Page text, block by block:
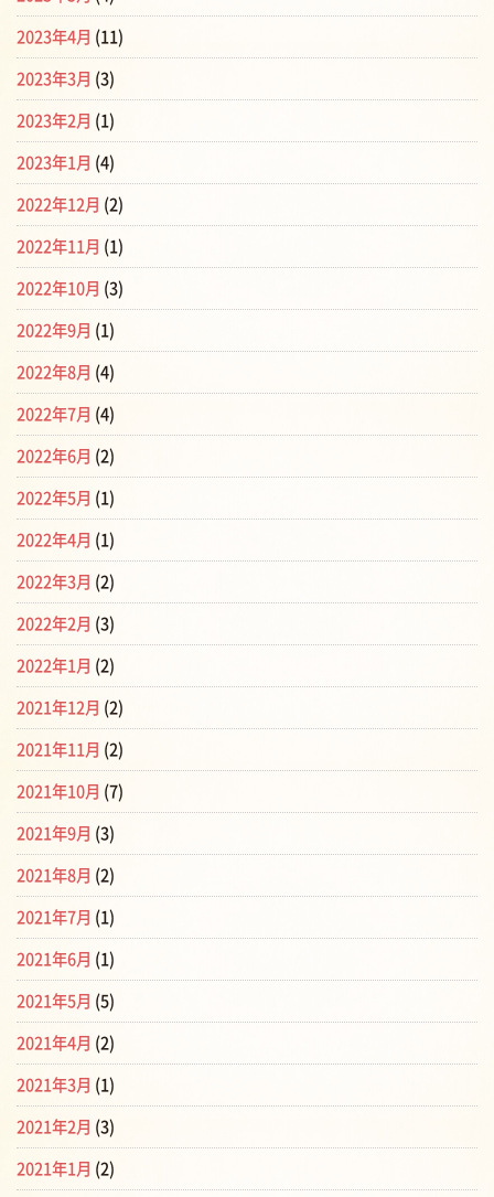
2023年4月 (11)
2023年3月 (3)
2023年2月 (1)
2023年1月 (4)
2022年12月 (2)
2022年11月 (1)
2022年10月 (3)
2022年9月 (1)
2022年8月 (4)
2022年7月 (4)
2022年6月 (2)
2022年5月 (1)
2022年4月 (1)
2022年3月 (2)
2022年2月 (3)
2022年1月 (2)
2021年12月 (2)
2021年11月 (2)
2021年10月 (7)
2021年9月 (3)
2021年8月 (2)
2021年7月 (1)
2021年6月 (1)
2021年5月 (5)
2021年4月 (2)
2021年3月 (1)
2021年2月 (3)
2021年1月 (2)